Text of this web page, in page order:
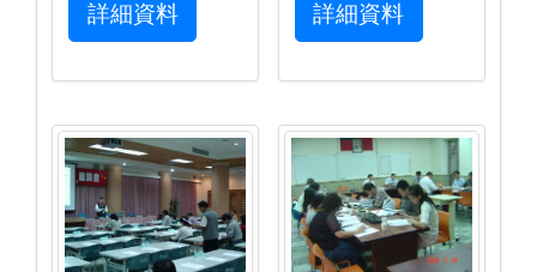
詳細資料
詳細資料